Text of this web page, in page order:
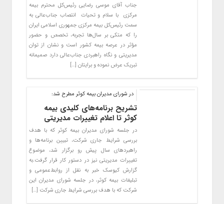
جناب آقای موسی رضایی رئیس‌کل محترم بیمه
مرکزی ‌ با سلام و تحیات ‌ انتصاب جناب‌عالی به
سمت رئیس‌کل بیمه مرکزی جمهوری اسلامی ایران
را که متکی بر سال‌ها تجربه، تخصص و حضور
مؤثر در عرصه بیمه کشور است و نشان از توان
مدیریتی و نگاه راهبردی جناب‌عالی دارد صمیمانه
تبریک عرض نموده و برایتان […]
در شورای مدیران بیمه کوثر مطرح شد:
تشریح برنامه‌های کلیدی بیمه
کوثر تا اعلام تغییرات مدیریتی
در جلسه شورای مدیران بیمه کوثر که با هدف
بررسی شرایط جاری شرکت، تبیین برنامه‌ها و
راهبردهای سال پیش‌ رو برگزار شد، موضوع
تغییرات مدیریتی نیز در دستور کار قرار گرفت.به
گزارش کیوسک خبر به نقل از روابط‌عمومی و
تبلیغات بیمه کوثر، در جلسه شورای مدیران این
شرکت که با هدف بررسی شرایط جاری شرکت […]